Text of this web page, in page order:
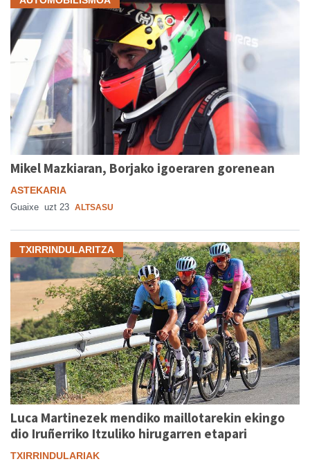
Mikel Mazkiaran, Borjako igoeraren gorenean
ASTEKARIA
Guaixe uzt 23 ALTSASU
TXIRRINDULARITZA
Luca Martinezek mendiko maillotarekin ekingo
dio Iruñerriko Itzuliko hirugarren etapari
TXIRRINDULARIAK